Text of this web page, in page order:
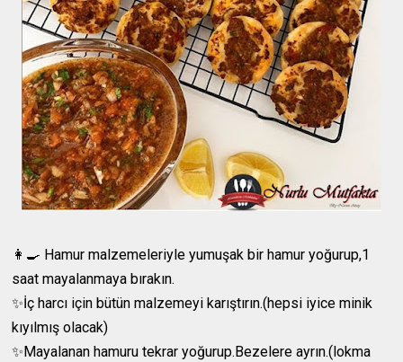
👩‍🍳 Hamur malzemeleriyle yumuşak bir hamur yoğurup,1
saat mayalanmaya bırakın.
✨İç harcı için bütün malzemeyi karıştırın.(hepsi iyice minik
kıyılmış olacak)
✨Mayalanan hamuru tekrar yoğurup.Bezelere ayrın.(lokma